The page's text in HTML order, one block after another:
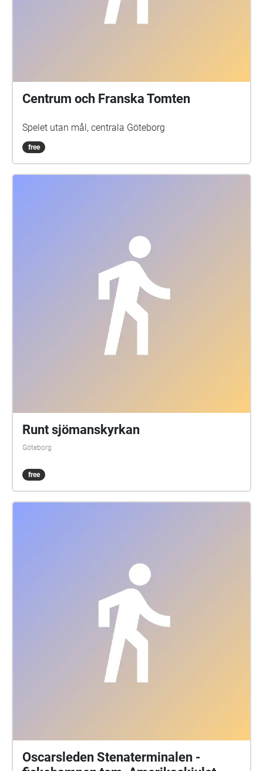
Centrum och Franska Tomten
Spelet utan mål, centrala Göteborg
free
Runt sjömanskyrkan
Göteborg
free
Oscarsleden Stenaterminalen -